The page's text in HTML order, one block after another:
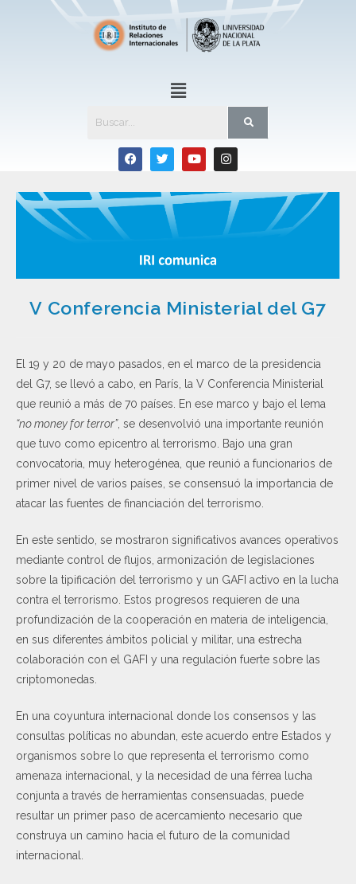
V Conferencia Ministerial del G7
El 19 y 20 de mayo pasados, en el marco de la presidencia
del G7, se llevó a cabo, en París, la V Conferencia Ministerial
que reunió a más de 70 países. En ese marco y bajo el lema
“no money for terror”, se desenvolvió una importante reunión
que tuvo como epicentro al terrorismo. Bajo una gran
convocatoria, muy heterogénea, que reunió a funcionarios de
primer nivel de varios países, se consensuó la importancia de
atacar las fuentes de financiación del terrorismo.
En este sentido, se mostraron significativos avances operativos
mediante control de flujos, armonización de legislaciones
sobre la tipificación del terrorismo y un GAFI activo en la lucha
contra el terrorismo. Estos progresos requieren de una
profundización de la cooperación en materia de inteligencia,
en sus diferentes ámbitos policial y militar, una estrecha
colaboración con el GAFI y una regulación fuerte sobre las
criptomonedas.
En una coyuntura internacional donde los consensos y las
consultas políticas no abundan, este acuerdo entre Estados y
organismos sobre lo que representa el terrorismo como
amenaza internacional, y la necesidad de una férrea lucha
conjunta a través de herramientas consensuadas, puede
resultar un primer paso de acercamiento necesario que
construya un camino hacia el futuro de la comunidad
internacional.